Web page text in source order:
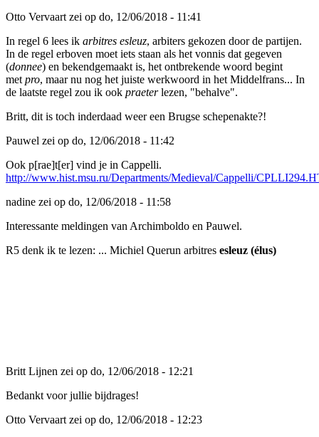
Otto Vervaart zei op do, 12/06/2018 - 11:41
In regel 6 lees ik arbitres esleuz, arbiters gekozen door de partijen.
In de regel erboven moet iets staan als het vonnis dat gegeven
(donnee) en bekendgemaakt is, het ontbrekende woord begint
met pro, maar nu nog het juiste werkwoord in het Middelfrans... In
de laatste regel zou ik ook praeterlezen, "behalve".
Britt, dit is toch inderdaad weer een Brugse schepenakte?!
Pauwel zei op do, 12/06/2018 - 11:42
Ook p[rae]t[er] vind je in Cappelli.
http://www.hist.msu.ru/Departments/Medieval/Cappelli/
nadine zei op do, 12/06/2018 - 11:58
Interessante meldingen van Archimboldo en Pauwel.
R5 denk ik te lezen: ... Michiel Querun arbitres esleuz (élus)
Britt Lijnen zei op do, 12/06/2018 - 12:21
Bedankt voor jullie bijdrages!
Otto Vervaart zei op do, 12/06/2018 - 12:23